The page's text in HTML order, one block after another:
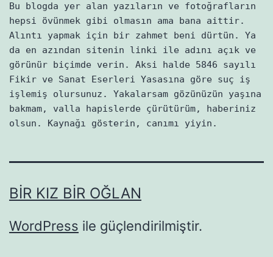
Bu blogda yer alan yazıların ve fotoğrafların
hepsi övünmek gibi olmasın ama bana aittir.
Alıntı yapmak için bir zahmet beni dürtün. Ya
da en azından sitenin linki ile adını açık ve
görünür biçimde verin. Aksi halde 5846 sayılı
Fikir ve Sanat Eserleri Yasasına göre suç iş
işlemiş olursunuz. Yakalarsam gözünüzün yaşına
bakmam, valla hapislerde çürütürüm, haberiniz
olsun. Kaynağı gösterin, canımı yiyin.
BIR KIZ BIR OĞLAN
WordPress ile güçlendirilmiştir.